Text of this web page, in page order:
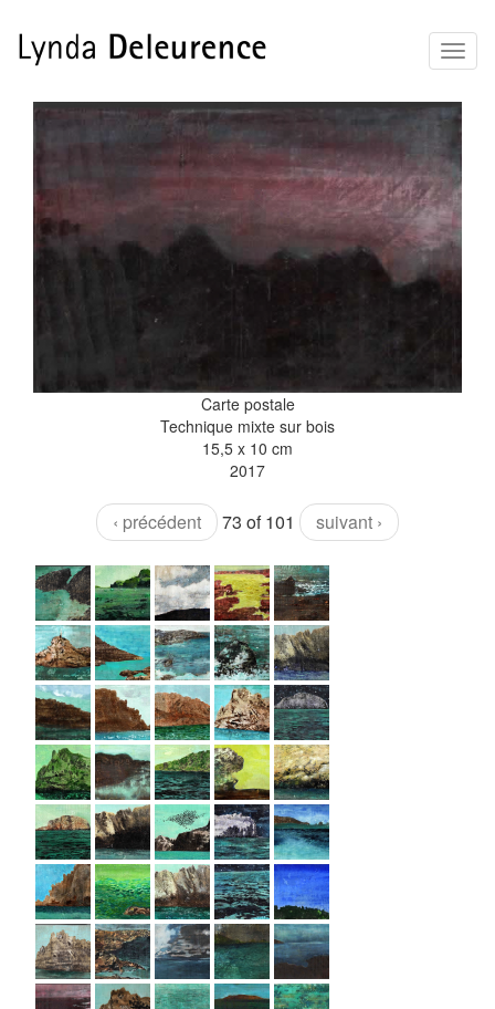
Aller
principal
Carte postale
Technique mixte sur bois
15,5 x 10 cm
2017
‹ précédent 73 of 101 suivant ›